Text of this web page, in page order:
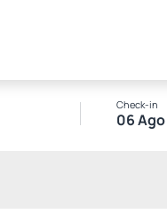
Check-in
06 Ago